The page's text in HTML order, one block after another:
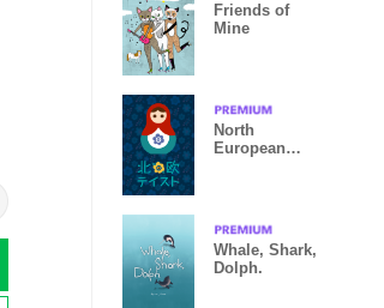
Friends of
Mine
North
European
Whale, Shark,
Dolph.